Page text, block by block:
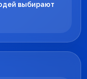
выбирают